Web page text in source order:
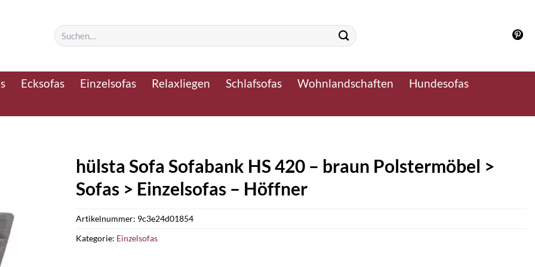
Suchen
nach:
Ecksofas Einzelsofas Relaxliegen Schlafsofas Wohnlandschaften
Hundesofas
hülsta Sofa Sofabank HS 420 – braun Polstermöbel >
Sofas > Einzelsofas – Höffner
Artikelnummer: 9c3e24d01854
Kategorie: Einzelsofas